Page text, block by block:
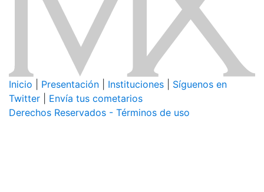
Inicio Presentación Instituciones
Síguenos en
Twitter
Envía tus cometarios
Derechos Reservados - Términos de uso